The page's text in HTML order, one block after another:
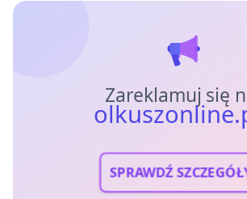
Zareklamuj się
SPRAWDŹ